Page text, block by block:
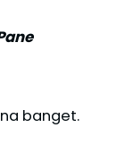
banget.